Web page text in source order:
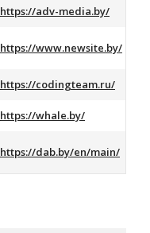
https://adv-media.by/
https://www.newsite.by/
https://codingteam.ru/
https://whale.by/
https://dab.by/en/main/